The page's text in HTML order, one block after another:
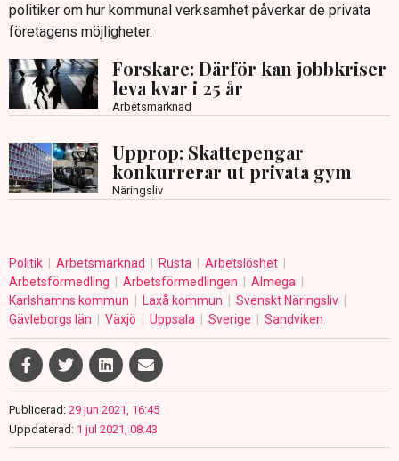
politiker om hur kommunal verksamhet påverkar de privata
företagens möjligheter.
Forskare: Därför kan jobbkriser
leva kvar i 25 år
Arbetsmarknad
Upprop: Skattepengar
konkurrerar ut privata gym
Näringsliv
Politik Arbetsmarknad Rusta
Arbetslöshet
Arbetsförmedling
Arbetsförmedlingen
Almega
Karlshamns kommun
Laxå kommun
Svenskt Näringsliv
Gävleborgs län
Växjö Uppsala Sverige Sandviken
Publicerad: 29 jun 2021, 16:45
Uppdaterad: 1 jul 2021, 08:43